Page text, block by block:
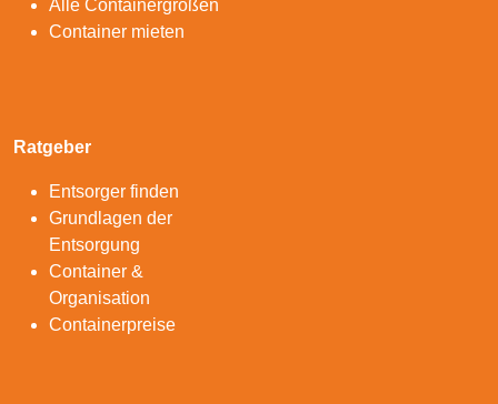
Alle Containergrößen
Container mieten
Ratgeber
Entsorger finden
Grundlagen der
Entsorgung
Container &
Organisation
Containerpreise